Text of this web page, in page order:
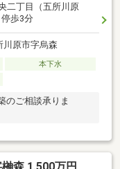
二丁目（五所川原
歩3分
川原市字烏森
本下水
のご相談承りま